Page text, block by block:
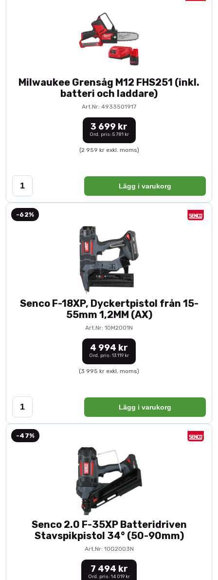
Milwaukee Grensåg M12 FHS251 (inkl.
batteri och laddare)
Art.Nr: 4933501917
3 699 kr
Ord. pris: 5 781 kr
(2 959 kr exkl. moms)
Lägg i varukorg
-62%
Senco F-18XP, Dyckertpistol från 15-
55mm 1,2MM (AX)
Art.Nr: 10M2001N
4 994 kr
Ord. pris: 13 119 kr
(3 995 kr exkl. moms)
Lägg i varukorg
-47%
Senco 2.0 F-35XP Batteridriven
Stavspikpistol 34° (50-90mm)
Art.Nr: 10G2003N
7 494 kr
Ord. pris: 14 019 kr